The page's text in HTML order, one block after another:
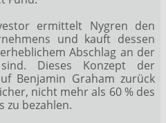
ermittelt Nygren den
und kauft dessen
Abschlag an der
Dieses Konzept der
Benjamin Graham zurück
nicht mehr als 60 % des
zu bezahlen.